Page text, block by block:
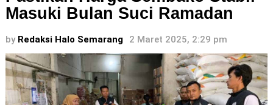
Masuki Bulan Suci Ramadan
by Redaksi Halo Semarang 2 Maret 2025, 2:29 pm